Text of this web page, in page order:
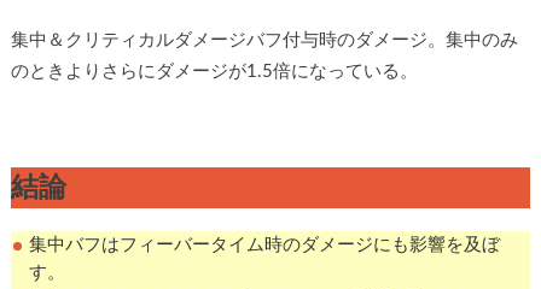
集中＆クリティカルダメージバフ付与時のダメージ。集中のみ
のときよりさらにダメージが1.5倍になっている。
結論
集中バフはフィーバータイム時のダメージにも影響を及ぼ
す。